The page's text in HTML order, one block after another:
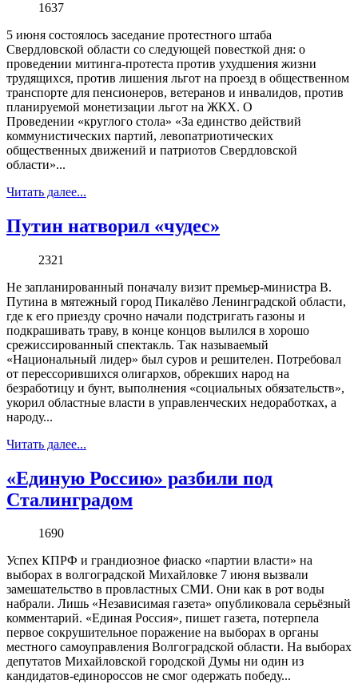
1637
5 июня состоялось заседание протестного штаба
Свердловской области со следующей повесткой дня: о
проведении митинга-протеста против ухудшения жизни
трудящихся, против лишения льгот на проезд в общественном
транспорте для пенсионеров, ветеранов и инвалидов, против
планируемой монетизации льгот на ЖКХ. О
Проведении «круглого стола» «За единство действий
коммунистических партий, левопатриотических
общественных движений и патриотов Свердловской
области»...
Читать далее...
Путин натворил «чудес»
2321
Не запланированный поначалу визит премьер-министра В.
Путина в мятежный город Пикалёво Ленинградской области,
где к его приезду срочно начали подстригать газоны и
подкрашивать траву, в конце концов вылился в хорошо
срежиссированный спектакль. Так называемый
«Национальный лидер» был суров и решителен. Потребовал
от перессорившихся олигархов, обрекших народ на
безработицу и бунт, выполнения «социальных обязательств»,
укорил областные власти в управленческих недоработках, а
народу...
Читать далее...
«Единую Россию» разбили под
Сталинградом
1690
Успех КПРФ и грандиозное фиаско «партии власти» на
выборах в волгоградской Михайловке 7 июня вызвали
замешательство в провластных СМИ. Они как в рот воды
набрали. Лишь «Независимая газета» опубликовала серьёзный
комментарий. «Единая Россия», пишет газета, потерпела
первое сокрушительное поражение на выборах в органы
местного самоуправления Волгоградской области. На выборах
депутатов Михайловской городской Думы ни один из
кандидатов-единороссов не смог одержать победу...